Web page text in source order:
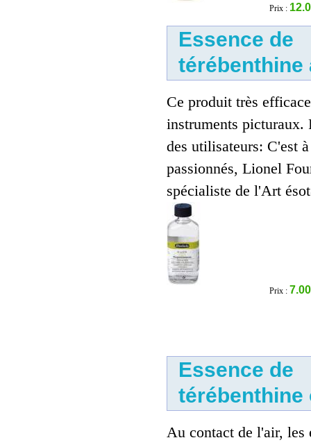
Prix :
Essence de
Ce produit très
instruments
des utilisateurs: C'est
passionnés, Lionel
spécialiste de l'Art
Prix :
Essence de
térébenthine
Au contact de l'air, les